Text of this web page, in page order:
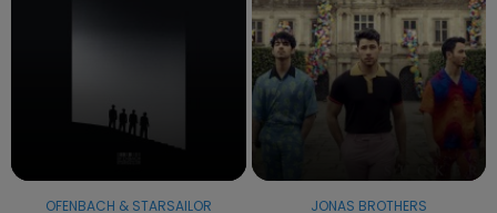
OFENBACH & STARSAILOR JONAS BROTHERS